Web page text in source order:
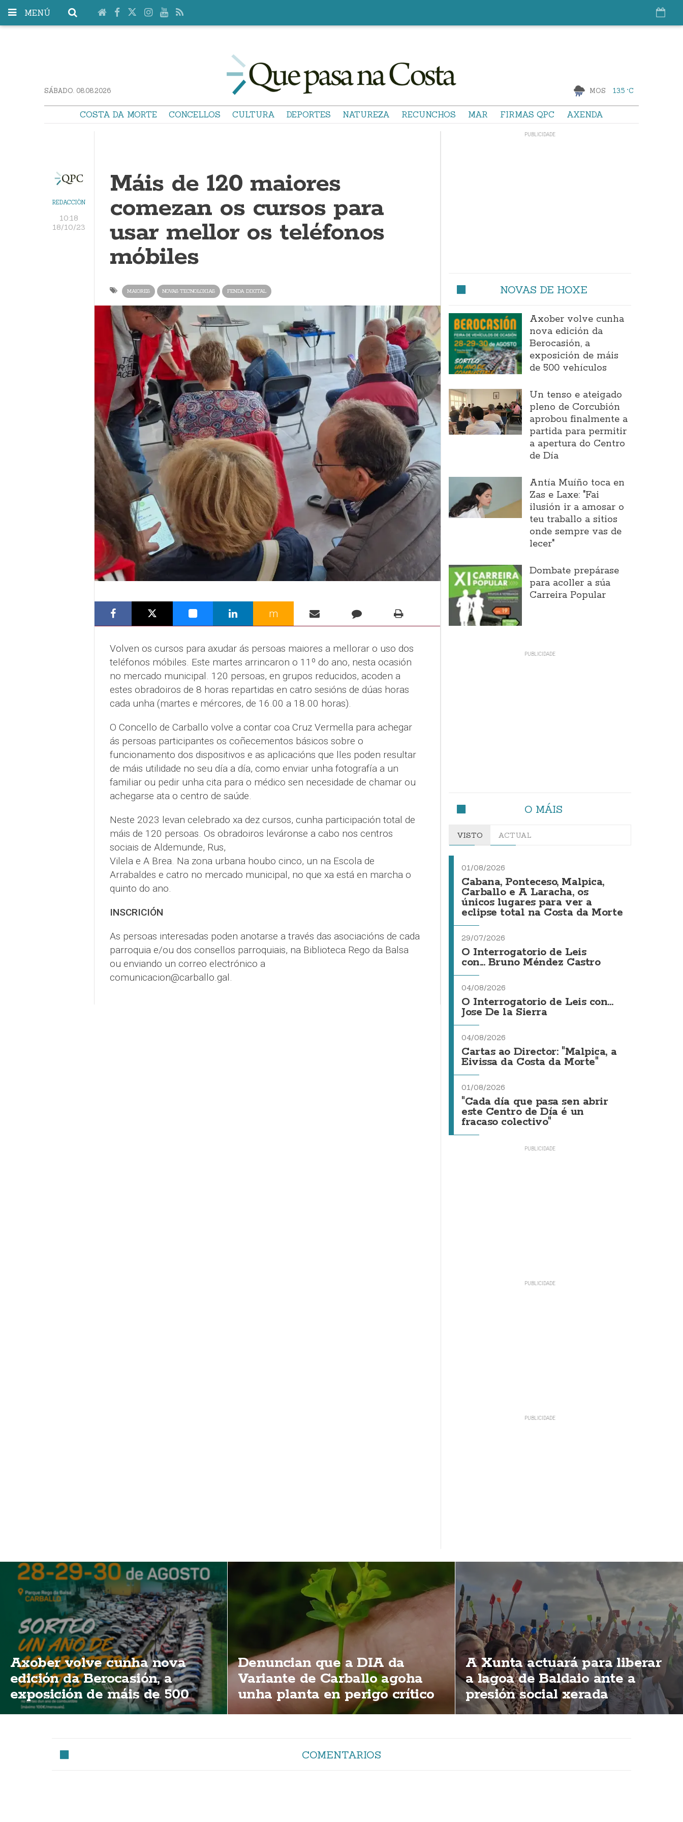
MENÚ
SÁBADO. 08.08.2026 MOS 13.5 °C
COSTA DA MORTE CONCELLOS CULTURA DEPORTES NATUREZA RECUNCHOS MAR FIRMAS QPC AXENDA
REDACCIÓN
10:18
18/10/23
Máis de 120 maiores
comezan os cursos para
usar mellor os teléfonos
móbiles
MAIORES NOVAS TECNOLOXIAS FENDA DIXITAL
m
Volven os cursos para axudar ás persoas maiores a mellorar o uso dos
teléfonos móbiles. Este martes arrincaron o 11º do ano, nesta ocasión
no mercado municipal. 120 persoas, en grupos reducidos, acoden a
estes obradoiros de 8 horas repartidas en catro sesións de dúas horas
cada unha (martes e mércores, de 16.00 a 18.00 horas).
O Concello de Carballo volve a contar coa Cruz Vermella para achegar
ás persoas participantes os coñecementos básicos sobre o
funcionamento dos dispositivos e as aplicacións que lles poden resultar
de máis utilidade no seu día a día, como enviar unha fotografía a un
familiar ou pedir unha cita para o médico sen necesidade de chamar ou
achegarse ata o centro de saúde.
Neste 2023 levan celebrado xa dez cursos, cunha participación total de
máis de 120 persoas. Os obradoiros leváronse a cabo nos centros
sociais de Aldemunde, Rus,
Vilela e A Brea. Na zona urbana houbo cinco, un na Escola de
Arrabaldes e catro no mercado municipal, no que xa está en marcha o
quinto do ano.
INSCRICIÓN
As persoas interesadas poden anotarse a través das asociacións de cada
parroquia e/ou dos consellos parroquiais, na Biblioteca Rego da Balsa
ou enviando un correo electrónico a
comunicacion@carballo.gal.
NOVAS DE HOXE
Axober volve cunha
nova edición da
Berocasión, a
exposición de máis
de 500 vehículos
Un tenso e ateigado
pleno de Corcubión
aprobou finalmente a
partida para permitir
a apertura do Centro
de Día
Antía Muíño toca en
Zas e Laxe: "Fai
ilusión ir a amosar o
teu traballo a sitios
onde sempre vas de
lecer"
Dombate prepárase
para acoller a súa
Carreira Popular
O MÁIS
VISTO ACTUAL
01/08/2026
Cabana, Ponteceso, Malpica,
Carballo e A Laracha, os
únicos lugares para ver a
eclipse total na Costa da Morte
29/07/2026
O Interrogatorio de Leis
con... Bruno Méndez Castro
04/08/2026
O Interrogatorio de Leis con...
Jose De la Sierra
04/08/2026
Cartas ao Director: "Malpica, a
Eivissa da Costa da Morte"
01/08/2026
"Cada día que pasa sen abrir
este Centro de Día é un
fracaso colectivo"
Axober volve cunha nova
edición da Berocasión, a
exposición de máis de 500
vehículos
Denuncian que a DIA da
Variante de Carballo agoha
unha planta en perigo crítico
de extinción
A Xunta actuará para liberar
a lagoa de Baldaio ante a
presión social xerada
COMENTARIOS